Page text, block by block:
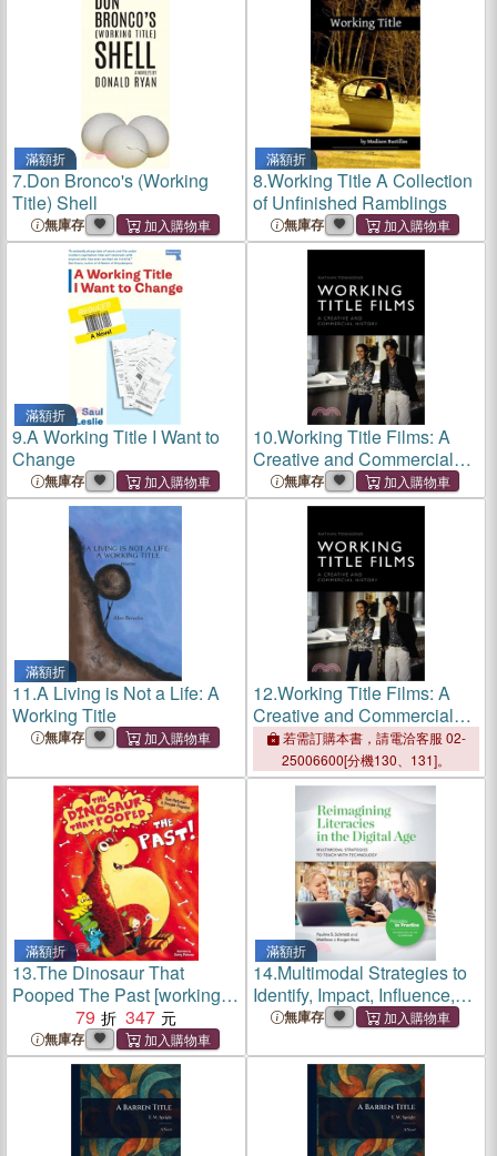
滿額折
7.Don Bronco's (Working
Title) Shell
無庫存
滿額折
8.Working Title A Collection
of Unfinished Ramblings
無庫存
滿額折
9.A Working Title I Want to
Change
無庫存
10.Working Title Films: A
Creative and Commercial
History
無庫存
滿額折
11.A Living is Not a Life: A
Working Title
無庫存
12.Working Title Films: A
Creative and Commercial
History
若需訂購本書，請電洽客服 02-
25006600[分機130、131]。
滿額折
13.The Dinosaur That
Pooped The Past [working
79 347
無庫存
滿額折
14.Multimodal Strategies to
Identify, Impact, Influence,
and Imagine Literacies with
無庫存